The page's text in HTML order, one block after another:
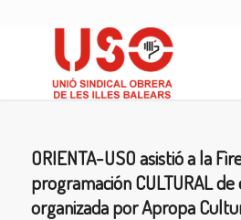
ORIENTA-USO asistió a la
programación CULTURAL
organizada por Apropa